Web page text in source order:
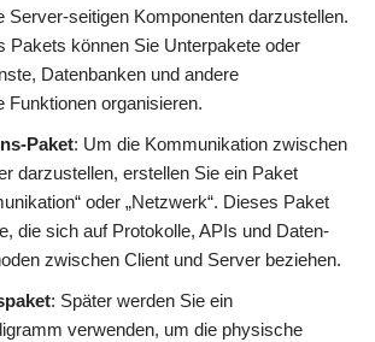
Server-seitigen Komponenten darzustellen.
Pakets können Sie Unterpakete oder
Datenbanken und andere
Funktionen organisieren.
Paket: Um die Kommunikation zwischen
darzustellen, erstellen Sie ein Paket
oder „Netzwerk“. Dieses Paket
die sich auf Protokolle, APIs und Daten-
zwischen Client und Server beziehen.
: Später werden Sie ein
verwenden, um die physische